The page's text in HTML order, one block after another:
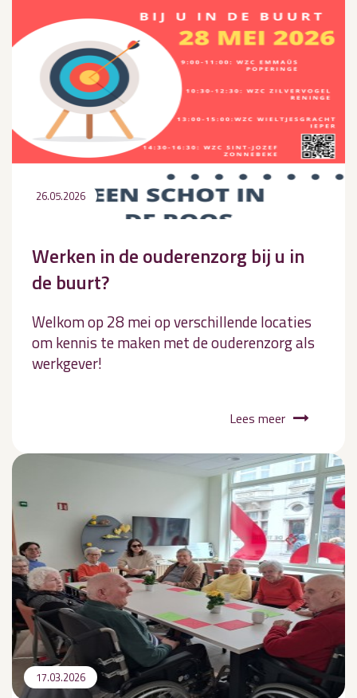
26.05.2026
Werken in de ouderenzorg bij u in
de buurt?
Welkom op 28 mei op verschillende locaties
om kennis te maken met de ouderenzorg als
werkgever!
Lees meer
17.03.2026